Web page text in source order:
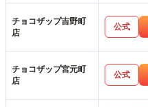
チョコザップ吉野町
店
公式
チョコザップ宮元町
店
公式